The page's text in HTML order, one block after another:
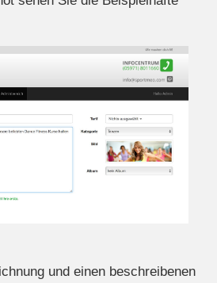
und einen beschreibenen